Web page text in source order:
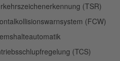
(TSR)
(FCW)
(TCS)